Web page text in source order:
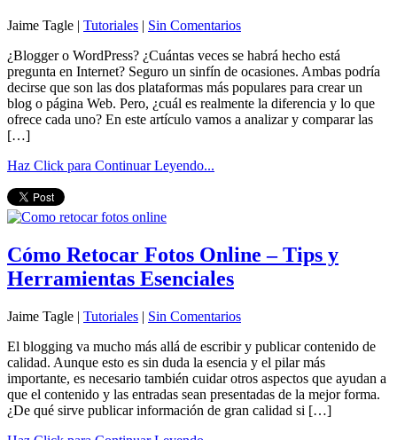
Jaime Tagle | Tutoriales | Sin Comentarios
¿Blogger o WordPress? ¿Cuántas veces se habrá hecho está
pregunta en Internet? Seguro un sinfín de ocasiones. Ambas podría
decirse que son las dos plataformas más populares para crear un
blog o página Web. Pero, ¿cuál es realmente la diferencia y lo que
ofrece cada uno? En este artículo vamos a analizar y comparar las
[…]
Haz Click para Continuar Leyendo...
Cómo Retocar Fotos Online – Tips y
Herramientas Esenciales
Jaime Tagle | Tutoriales | Sin Comentarios
El blogging va mucho más allá de escribir y publicar contenido de
calidad. Aunque esto es sin duda la esencia y el pilar más
importante, es necesario también cuidar otros aspectos que ayudan a
que el contenido y las entradas sean presentadas de la mejor forma.
¿De qué sirve publicar información de gran calidad si […]